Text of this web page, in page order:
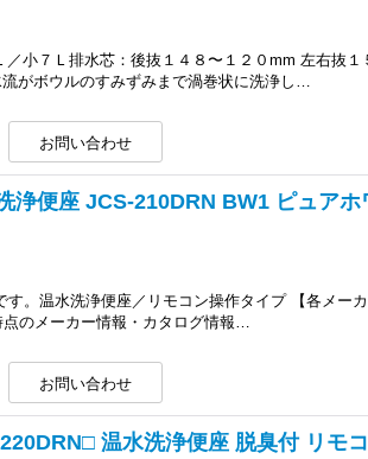
／小７Ｌ排水芯：後抜１４８〜１２０mm 左右抜
がボウルのすみずみまで渦巻状に洗浄し…
浄便座 JCS-210DRN BW1 ピュア
す。温水洗浄便座／リモコン操作タイプ 【各メー
点のメーカー情報・カタログ情報…
温水洗浄便座 脱臭付 リモ